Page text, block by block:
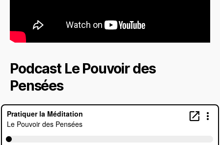
Podcast Le Pouvoir des
Pensées